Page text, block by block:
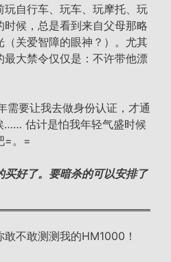
自行车、玩车、玩摩托、玩
候，总是看到来自父母那略
关爱智障的眼神？）。尤其
大禁令仅仅是：不许带他漂
要让我去做身份认证，才通
估计是怕我年轻气盛时候
=。=
买好了。要暗杀的可以安排了
不敢测测我的HM1000！